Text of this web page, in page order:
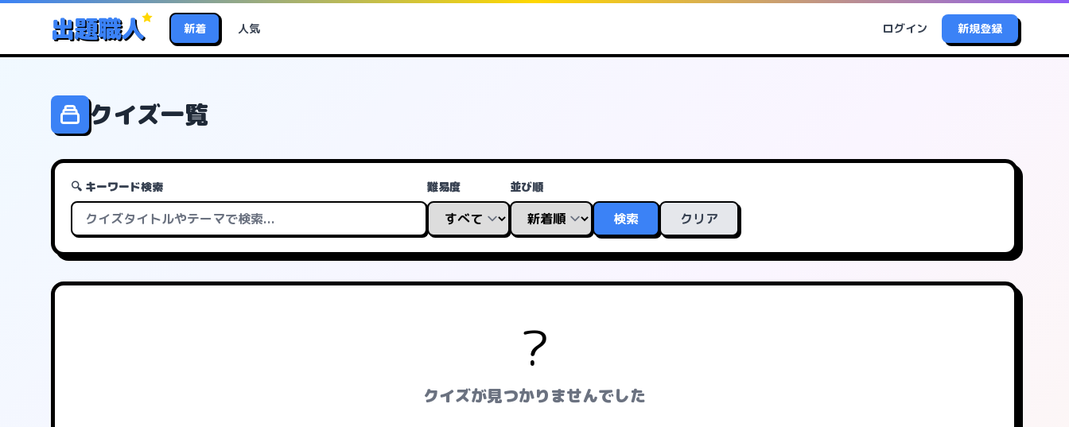
出題職人 新着 人気 ログイン 新規登録
クイズ一覧
🔍 キーワード検索 難易度 並び順
検索 クリア
?
クイズが見つかりませんでした